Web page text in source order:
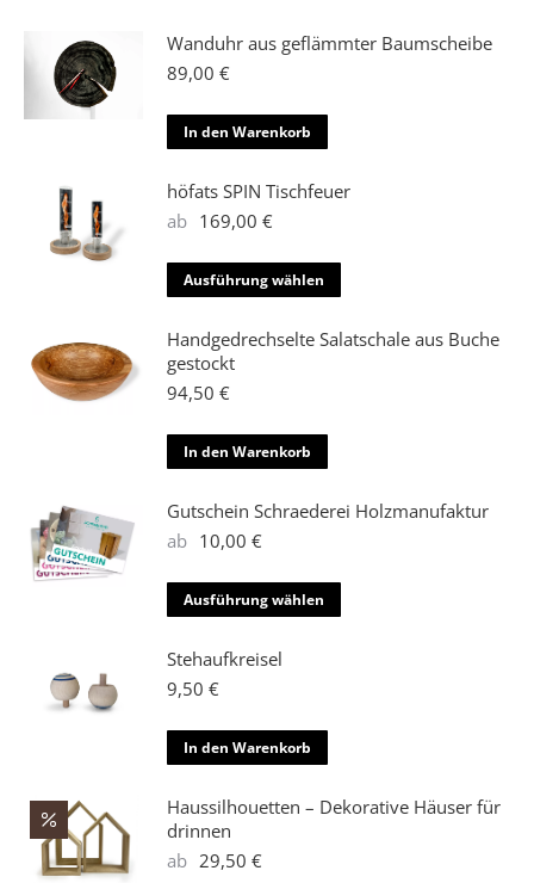
Wanduhr aus geflämmter Baumscheibe
89,00 €
In den Warenkorb
höfats SPIN Tischfeuer
ab 169,00 €
Ausführung wählen
Produkt
weist
können
Produktseite
gewählt
Handgedrechselte Salatschale aus Buche
gestockt
94,50 €
In den Warenkorb
Gutschein Schraederei Holzmanufaktur
ab 10,00 €
Ausführung wählen
Produkt
Optionen
Stehaufkreisel
9,50 €
In den Warenkorb
Haussilhouetten – Dekorative Häuser für
drinnen
ab 29,50 €